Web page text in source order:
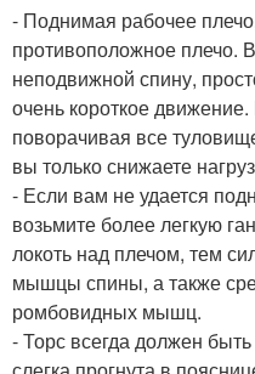
- Поднимая рабочее
противоположное плечо.
неподвижной спину,
очень короткое
поворачивая все
вы только снижаете
- Если вам не удается
возьмите более легкую
локоть над плечом, тем
мышцы спины, а также
ромбовидных мышц.
- Торс всегда должен